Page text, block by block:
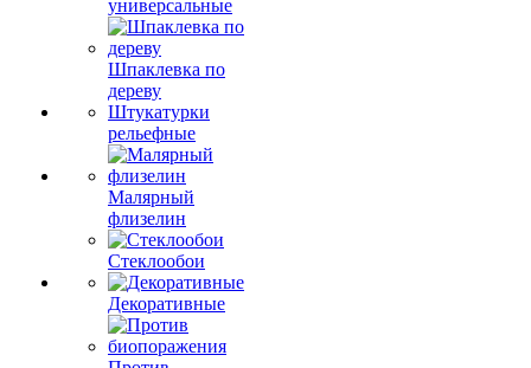
универсальные
Шпаклевка по
дереву
Штукатурки
рельефные
Малярный
флизелин
Стеклообои
Декоративные